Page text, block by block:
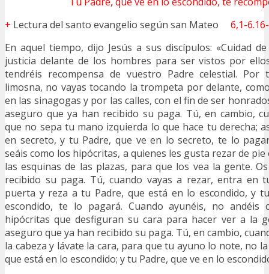
+ Lectura del santo evangelio según san Mateo 6,1-
En aquel tiempo, dijo Jesús a sus discípulos: «Cuidad
justicia delante de los hombres para ser vistos por
tendréis recompensa de vuestro Padre celestial. Por
limosna, no vayas tocando la trompeta por delante,
en las sinagogas y por las calles, con el fin de ser
aseguro que ya han recibido su paga. Tú, en cambio,
que no sepa tu mano izquierda lo que hace tu derecha;
en secreto, y tu Padre, que ve en lo secreto, te lo
seáis como los hipócritas, a quienes les gusta rezar de
las esquinas de las plazas, para que los vea la gente.
recibido su paga. Tú, cuando vayas a rezar, entra en
puerta y reza a tu Padre, que está en lo escondido, y
escondido, te lo pagará. Cuando ayunéis, no andéis
hipócritas que desfiguran su cara para hacer ver a la
aseguro que ya han recibido su paga. Tú, en cambio,
la cabeza y lávate la cara, para que tu ayuno lo note, no
que está en lo escondido; y tu Padre, que ve en lo